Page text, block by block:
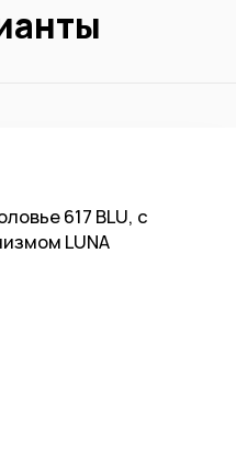
617 BLU, с
LUNA